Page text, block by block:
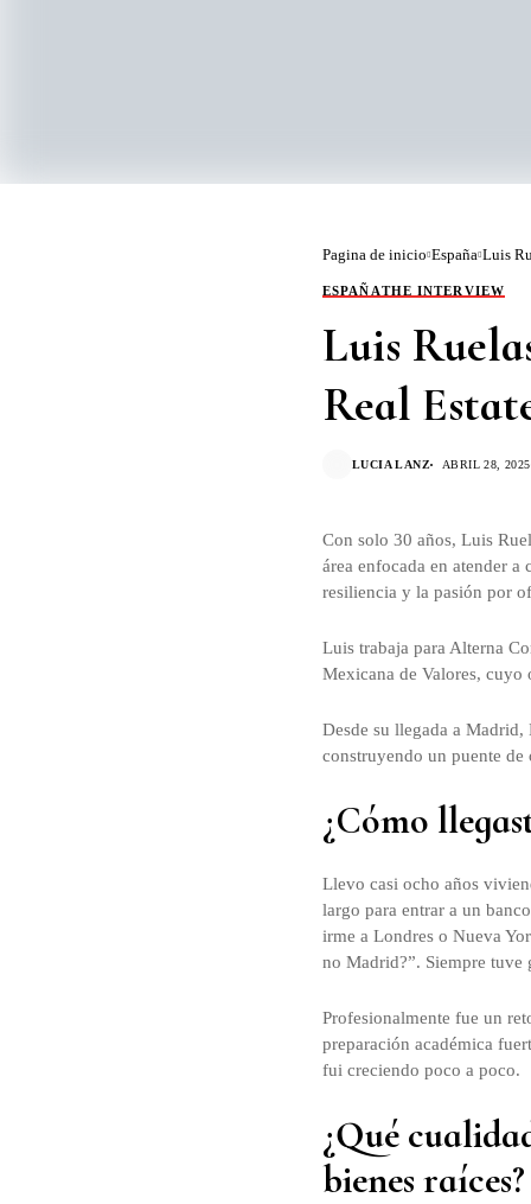
Pagina de inicio España Luis
ESPAÑATHE INTERVIEW
Luis
Real
LUCIA LANZ ABRIL 28, 2025
Con solo 30 años, Luis
área enfocada en atender
resiliencia y la pasión por
Luis trabaja para Alterna
Mexicana de Valores, cuyo
Desde su llegada a
construyendo un puente
¿Cómo
Llevo casi ocho años
largo para entrar a un
irme a Londres o Nueva
no Madrid?”. Siempre
Profesionalmente fue un
preparación académica
fui creciendo poco a poco.
¿Qué
bienes raíces?